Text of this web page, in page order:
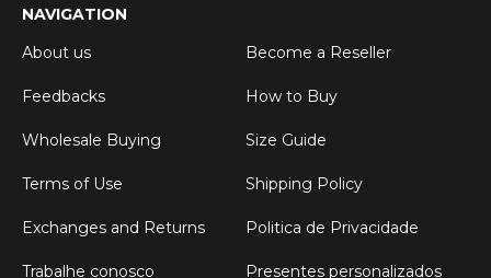
NAVIGATION
About us
Become a Reseller
Feedbacks How to Buy
Wholesale Buying Size Guide
Terms of Use Shipping Policy
Exchanges and Returns Politica de Privacidade
Trabalhe conosco Presentes personalizados